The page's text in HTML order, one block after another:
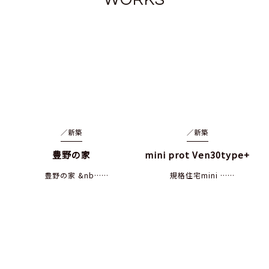
／新築
豊野の家
豊野の家 &nb……
／新築
mini prot Ven30type+
規格住宅mini ……